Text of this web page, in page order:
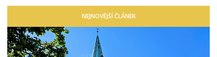
NEJNOVĚJŠÍ ČLÁNEK